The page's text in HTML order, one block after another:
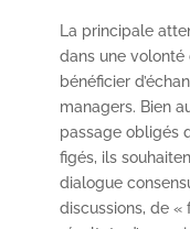
La principale
dans une
bénéficier
managers. Bien
passage obligés
figés, ils
dialogue
discussions, de «